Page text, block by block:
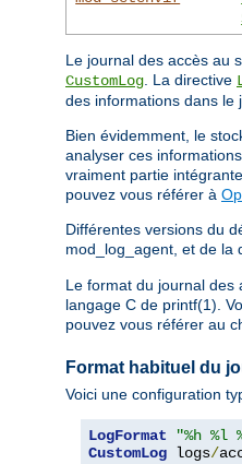
Le journal des accès au
CustomLog. La directive
des informations dans le
Bien évidemment, le
analyser ces
vraiment partie
pouvez vous référer à
Différentes versions du
mod_log_agent, et de la
Le format du journal des
langage C de printf(1).
pouvez vous référer au
Format habituel du
Voici une configuration
LogFormat "%h %l
CustomLog logs/